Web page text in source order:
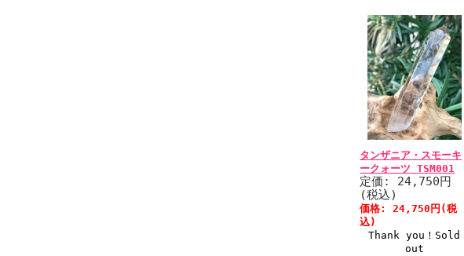
タンザニア・スモーキ
ークォーツ TSM001
定価: 24,750円
(税込)
価格: 24,750円(税
込)
Thank you！Sold
out